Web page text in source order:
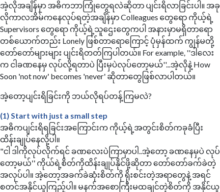
အဲ့လိုအချိန်မှာ အဓိကဘာကြုံတွေရလဲဆိုတာ ပျင်းရိလာခြင်းပါ။ အခု
လိုကာလအိမ်ကနေလုပ်ရတဲ့အချိန်မှာ Colleagues တွေရော ကိုယ့်ရဲ့
Supervisors တွေရော ကိုယ့်ရဲ့သူဌေးတွေကပါ အနားမှာမရှိတာရော
တစ်ယောက်တည်း Lonely ဖြစ်တာရောကြောင့် ပုံမှန်ထက် ကျွန်မတို့
တော်တော်များများ ပျင်းရိတတ်ကြပါတယ်။ For example, ''ဒါလေး
က ငါခဏနေမှ လုပ်လို့ရတာပဲ ပြီးမှပဲလုပ်တော့မယ်''...အဲ့လိုနဲ့ How
Soon 'not now' becomes 'never' ဆိုတာတွေဖြစ်လာပါတယ်။
အဲ့တော့ပျင်းရိခြင်းကို ဘယ်လိုရပ်တန့်ကြမလဲ?
(1) Start with just a small step
အဓိကပျင်းရိရခြင်းအကြောင်းက ကိုယ့်ရဲ့အတွင်းစိတ်ကခုခံပြီး
ထိန်းချုပ်နေလို့ပါ။
"ငါ ဒါကိုလုပ်လိုက်ရင် ခဏလေးပဲကြာမှာပါ..အဲ့တော့ ခဏနေမှပဲ လုပ်
တော့မယ်'' ကိုယ်ရဲ့စိတ်ကိုထိန်းချုပ်နိုင်ဖို့ဆိုတာ တော်တော်ခက်ခဲတဲ့
အလုပ်ပါ။ အဲ့တော့အခက်ခဲဆုံးစိတ်ကို ရိုးစင်းတဲ့အရာတွေနဲ့ အရင်
စတင်အနိုင်ယူကြည့်ပါ။ မနက်အစောကြီးမထချင်တဲ့စိတ်ကို အနိုင်ယူ